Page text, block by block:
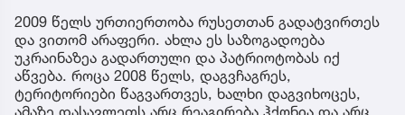
2009 წელს ურთიერთობა რუსეთთან გადატვირთეს
და ვითომ არაფერი. ახლა ეს საზოგადოება
უკრაინაზეა გადართული და პატრიოტობას იქ
აწვება. როცა 2008 წელს, დაგვჩაგრეს,
ტერიტორიები წაგვართვეს, ხალხი დაგვიხოცეს,
ამაზე დასავლეთს არც რეაგირება ჰქონია და არც